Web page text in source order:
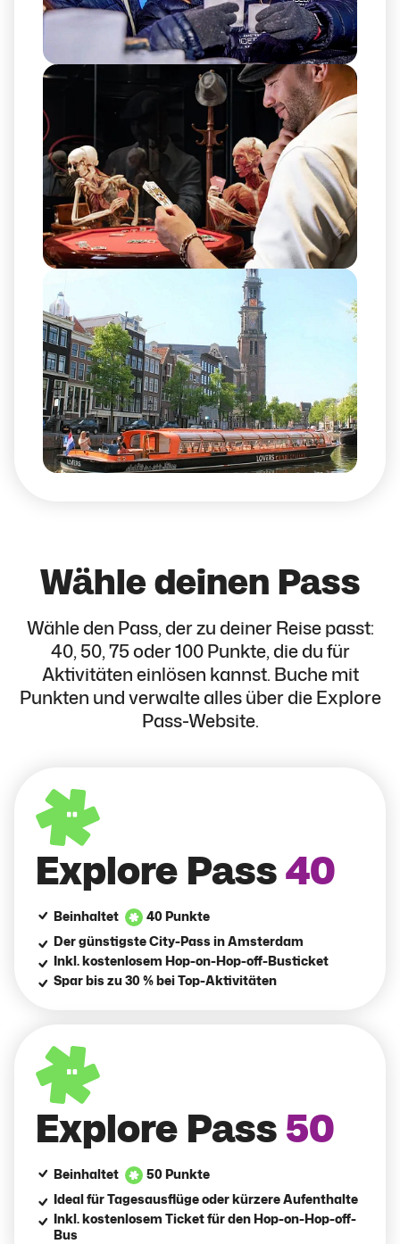
Wähle deinen Pass
Wähle den Pass, der zu deiner Reise passt:
40, 50, 75 oder 100 Punkte, die du für
Aktivitäten einlösen kannst. Buche mit
Punkten und verwalte alles über die Explore
Pass-Website.
Explore Pass 40
Beinhaltet
40 Punkte
Der günstigste City-Pass in Amsterdam
Inkl. kostenlosem Hop-on-Hop-off-Busticket
Spar bis zu 30 % bei Top-Aktivitäten
Explore Pass 50
Beinhaltet
50 Punkte
Ideal für Tagesausflüge oder kürzere Aufenthalte
Inkl. kostenlosem Ticket für den Hop-on-Hop-off-
Bus